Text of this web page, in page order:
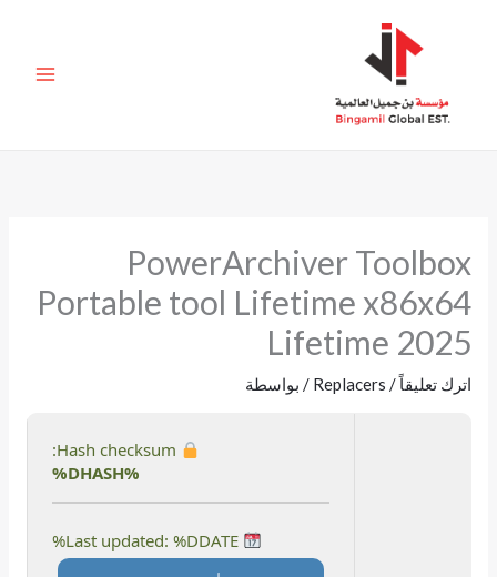
PowerArchiver Toolbox
Portable tool Lifetime x86x64
Lifetime 2025
اترك تعليقاً/
Replacers / بواسطة
%DHASH%
Last updated: %DDATE%